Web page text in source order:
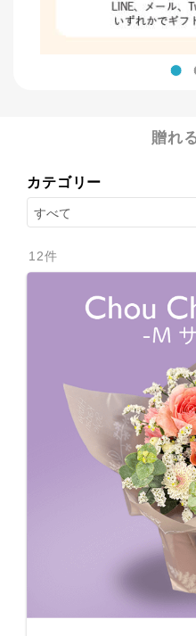
贈れ
カテゴリー
12件